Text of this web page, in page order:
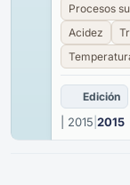
Procesos
Acidez
Edición
| 2015 2015